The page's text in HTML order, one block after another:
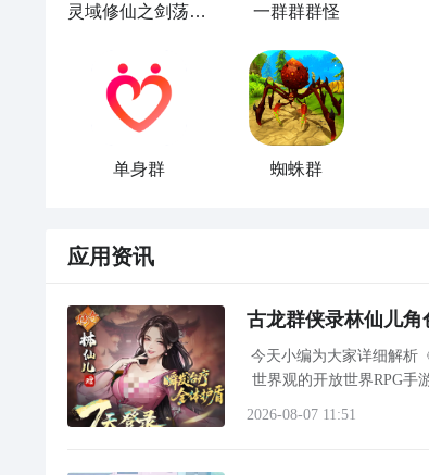
全新的探索体验！采摘奇花异草，炼制修行
荒，驱逐敌人，获得更多修行资源！
灵域修仙之剑荡群魔 一群群群怪
单身群 蜘蛛群
应用资讯
古龙群侠录林仙儿
今天小编为大家详细解析
世界观的开放世界RPG手
2026-08-07 11:51